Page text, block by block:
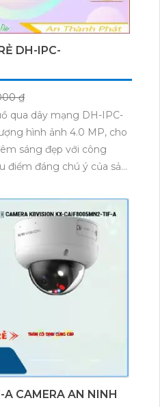
DH-IPC-
₫
qua dây mạng DH-IPC-
hình ảnh 4.0 MP, cho
sáng đẹp với công
điểm đáng chú ý của sản
thông minh Smart IR.
ngoài trời nhờ thân kim
còn tích hợp chức
PIR, đảm bảo hiệu quả
cho ngôi nhà hoặc công
CAMERA AN NINH